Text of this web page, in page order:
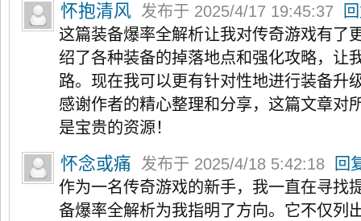
怀抱清风 发布于 2025/4/17 19:45:37
这篇装备爆率全解析让我对传奇游戏有了
绍了各种装备的掉落地点和强化攻略，让
路。现在我可以更有针对性地进行装备升
感谢作者的精心整理和分享，这篇文章对
是宝贵的资源！
怀念或痛 发布于 2025/4/18 5:42:18
回
作为一名传奇游戏的新手，我一直在寻找
备爆率全解析为我指明了方向。它不仅列